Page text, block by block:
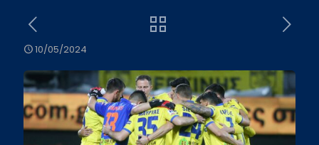
10/05/2024